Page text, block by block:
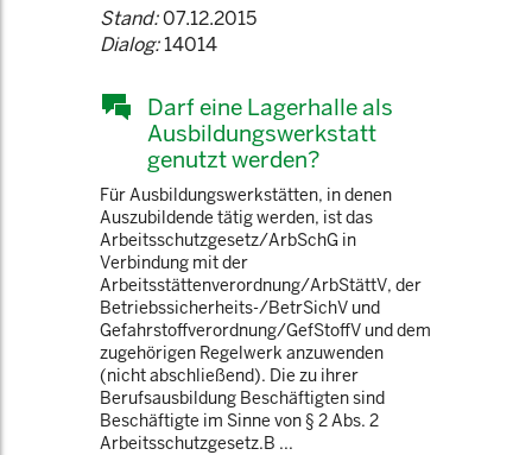
Stand:07.12.2015
Dialog:14014
Darf eine Lagerhalle als
Ausbildungswerkstatt
genutzt werden?
Für Ausbildungswerkstätten, in denen
Auszubildende tätig werden, ist das
Arbeitsschutzgesetz/ArbSchG in
Verbindung mit der
Arbeitsstättenverordnung/ArbStättV, der
Betriebssicherheits-/BetrSichV und
Gefahrstoffverordnung/GefStoffV und dem
zugehörigen Regelwerk anzuwenden
(nicht abschließend). Die zu ihrer
Berufsausbildung Beschäftigten sind
Beschäftigte im Sinne von § 2 Abs. 2
Arbeitsschutzgesetz.B ...